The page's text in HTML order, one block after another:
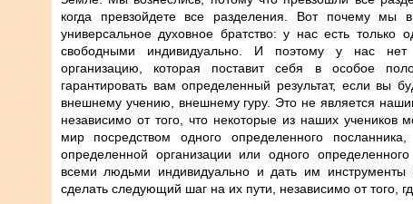
когда превзойдете все разделения. Вот почему мы
универсальное духовное братство: у нас есть только
свободными индивидуально. И поэтому у нас нет
организацию, которая поставит себя в особое
гарантировать вам определенный результат, если вы
внешнему учению, внешнему гуру. Это не является
независимо от того, что некоторые из наших учеников
мир посредством одного определенного
определенной организации или одного
всеми людьми индивидуально и дать им
сделать следующий шаг на их пути, независимо от того,